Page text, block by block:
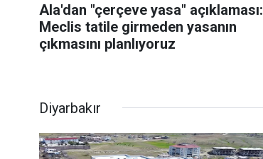
Ala'dan "çerçeve yasa" açıklaması:
Meclis tatile girmeden yasanın
çıkmasını planlıyoruz
Diyarbakır